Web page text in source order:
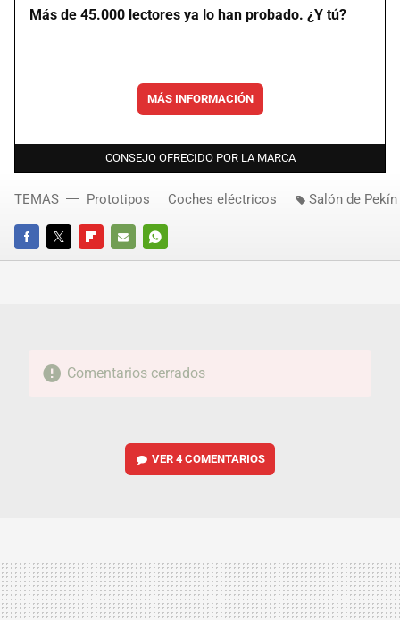
Más de 45.000 lectores ya lo han probado. ¿Y tú?
MÁS INFORMACIÓN
CONSEJO OFRECIDO POR LA MARCA
FACEBOOKTWITTERFLIPBOARD
E-
WHATSAPP
TEMAS Prototipos Coches eléctricos Salón de Pekín
Comentarios cerrados
VER4 COMENTARIOS